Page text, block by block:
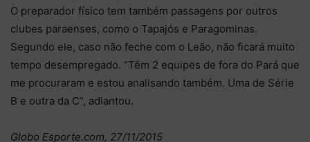
O preparador físico tem também passagens por outros
clubes paraenses, como o Tapajós e Paragominas.
Segundo ele, caso não feche com o Leão, não ficará muito
tempo desempregado. “Têm 2 equipes de fora do Pará que
me procuraram e estou analisando também. Uma de Série
B e outra da C”, adiantou.
Globo Esporte.com, 27/11/2015